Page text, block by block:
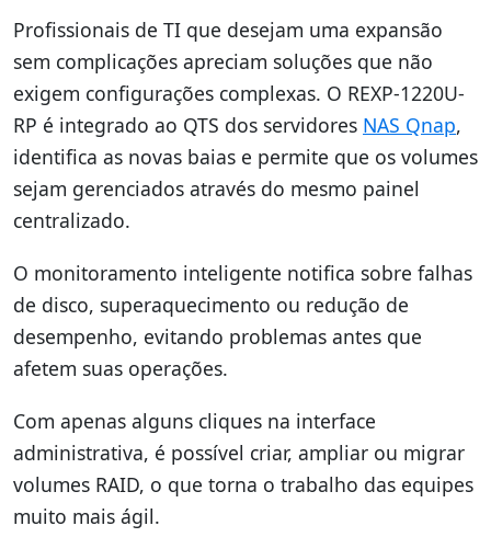
Profissionais de TI que desejam uma expansão
sem complicações apreciam soluções que não
exigem configurações complexas. O REXP-1220U-
RP é integrado ao QTS dos servidores NAS Qnap,
identifica as novas baias e permite que os volumes
sejam gerenciados através do mesmo painel
centralizado.
O monitoramento inteligente notifica sobre falhas
de disco, superaquecimento ou redução de
desempenho, evitando problemas antes que
afetem suas operações.
Com apenas alguns cliques na interface
administrativa, é possível criar, ampliar ou migrar
volumes RAID, o que torna o trabalho das equipes
muito mais ágil.